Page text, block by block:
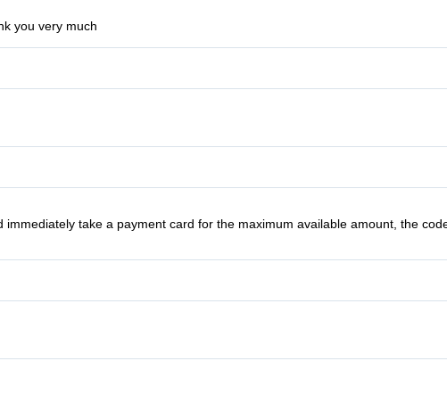
you very much
immediately take a payment card for the maximum available amount, the